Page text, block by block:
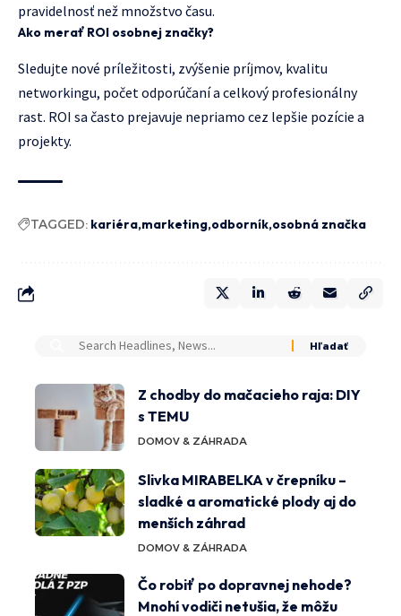
pravidelnosť než množstvo času.
Ako merať ROI osobnej značky?
Sledujte nové príležitosti, zvýšenie príjmov, kvalitu
networkingu, počet odporúčaní a celkový profesionálny
rast. ROI sa často prejavuje nepriamo cez lepšie pozície a
projekty.
TAGGED: kariéra marketing odborník osobná značka
Z chodby do mačacieho raja: DIY
s TEMU
DOMOV & ZÁHRADA
Slivka MIRABELKA v črepníku –
sladké a aromatické plody aj do
menších záhrad
DOMOV & ZÁHRADA
Čo robiť po dopravnej nehode?
Mnohí vodiči netušia, že môžu